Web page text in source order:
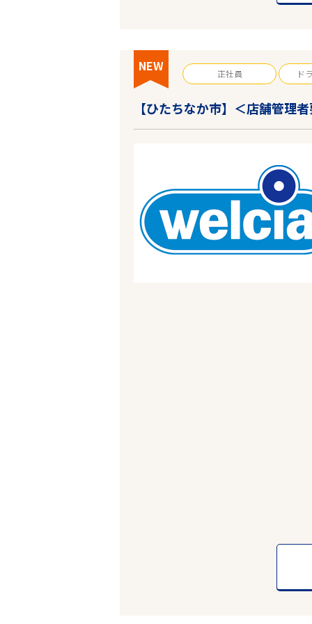
NEW 正社員 ド
【ひたちなか市】＜店舗管理